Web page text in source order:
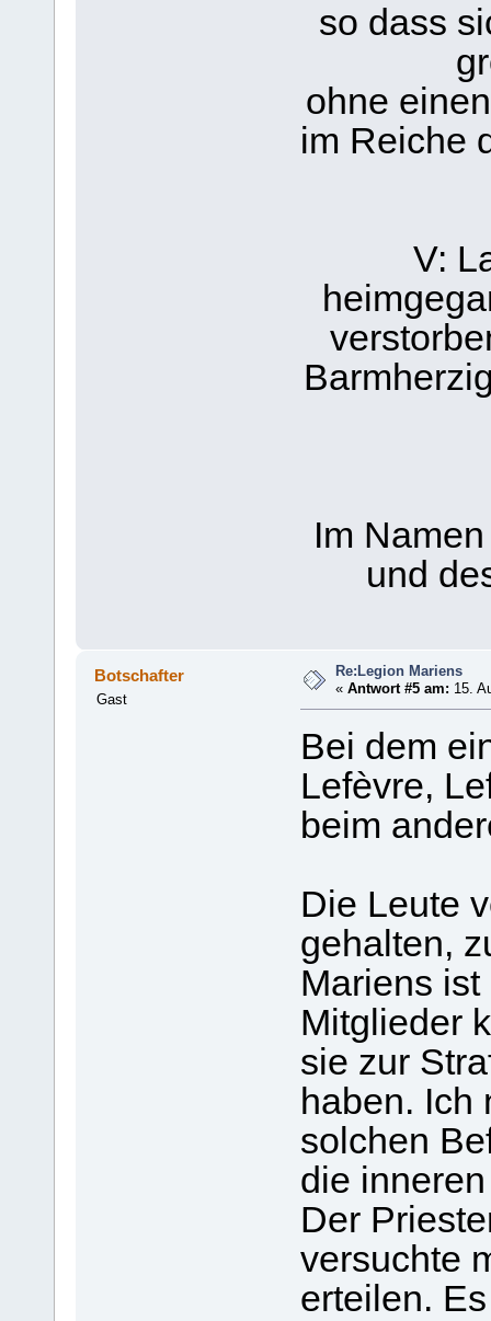
so dass
ohne
im Reiche
V:
Im
und
Botschafter
Gast
Re:Legion Mariens
«Antwort #5 am: 15.
Bei dem
Lefèvre,
beim
Die Leute
gehalten,
Mariens
Mitglieder
sie zur
haben. Ich
solchen
die
Der
versuchte
erteilen.